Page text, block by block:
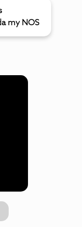
my NOS